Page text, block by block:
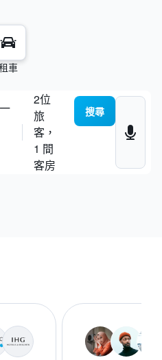
車
問題
2位
旅
客，
1 間
客房
搜尋